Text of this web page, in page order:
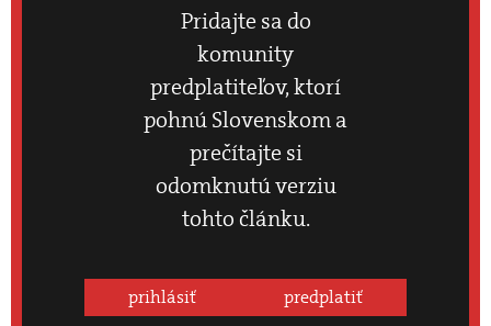
Pridajte sa do
komunity
predplatiteľov, ktorí
pohnú Slovenskom a
prečítajte si
odomknutú verziu
tohto článku.
prihlásiť predplatiť